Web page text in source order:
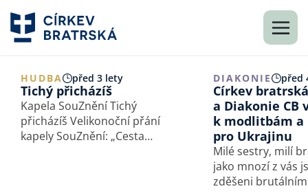
HUDBA před 3 lety
Tichý přicházíš
Kapela SouZnění Tichý
přicházíš Velikonoční přání
kapely SouZnění: „Cesta
https://youtu.be/T7D5NfWRLyg)
DIAKONIE před
Církev bratrská
a Diakonie CB
k modlitbám a
pro Ukrajinu
Milé sestry, milí bratři,
jako mnozí z vás
zděšeni brutálním